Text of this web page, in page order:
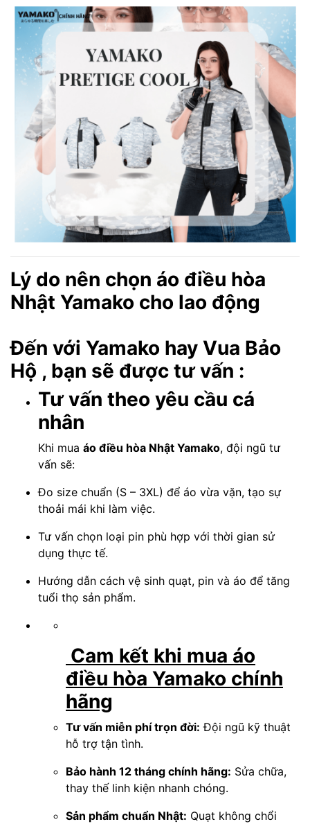
Lý do nên chọn áo điều hòa
Nhật Yamako cho lao động
Đến với Yamako hay Vua Bảo
Hộ , bạn sẽ được tư vấn :
Tư vấn theo yêu cầu cá
nhân
Khi mua áo điều hòa Nhật Yamako, đội ngũ tư
vấn sẽ:
Đo size chuẩn (S – 3XL) để áo vừa vặn, tạo sự
thoải mái khi làm việc.
Tư vấn chọn loại pin phù hợp với thời gian sử
dụng thực tế.
Hướng dẫn cách vệ sinh quạt, pin và áo để tăng
tuổi thọ sản phẩm.
Cam kết khi mua áo
điều hòa Yamako chính
hãng
Tư vấn miễn phí trọn đời: Đội ngũ kỹ thuật
hỗ trợ tận tình.
Bảo hành 12 tháng chính hãng: Sửa chữa,
thay thế linh kiện nhanh chóng.
Sản phẩm chuẩn Nhật: Quạt không chổi